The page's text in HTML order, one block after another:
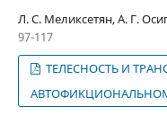
Л. С. Меликсетян, А. Г.
97-117
ТЕЛЕСНОСТЬ И